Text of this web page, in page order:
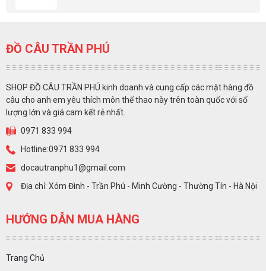
ĐỒ CÂU TRẦN PHÚ
SHOP ĐỒ CÂU TRẦN PHÚ kinh doanh và cung cấp các mặt hàng đồ
câu cho anh em yêu thích môn thể thao này trên toàn quốc với số
lượng lớn và giá cam kết rẻ nhất.
0971 833 994
Hotline:0971 833 994
docautranphu1@gmail.com
Địa chỉ: Xóm Đình - Trần Phú - Minh Cường - Thường Tín - Hà Nội
HƯỚNG DẪN MUA HÀNG
Trang Chủ